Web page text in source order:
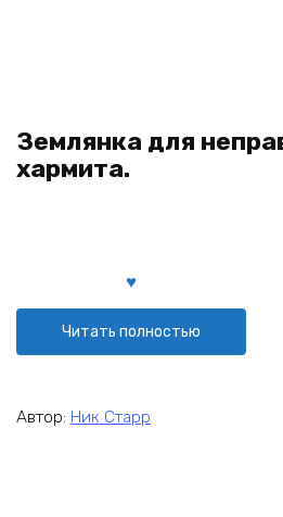
Землянка для
хармита.
Читать полностью
Автор: Ник Старр